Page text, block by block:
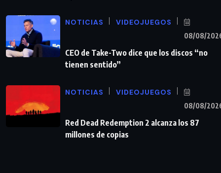
NOTICIAS VIDEOJUEGOS
08/08/
CEO de Take-Two dice que los discos “no
tienen sentido”
NOTICIAS VIDEOJUEGOS
08/08/
Red Dead Redemption 2 alcanza los 87
millones de copias